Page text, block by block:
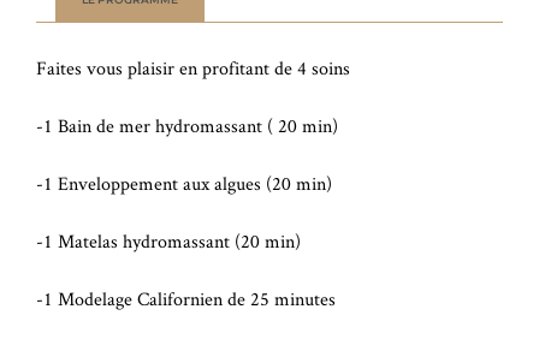
Faites vous plaisir en profitant de 4 soins
-1 Bain de mer hydromassant ( 20 min)
-1 Enveloppement aux algues (20 min)
-1 Matelas hydromassant (20 min)
-1 Modelage Californien de 25 minutes